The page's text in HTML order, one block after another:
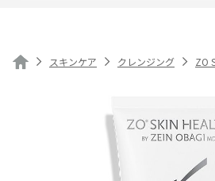
スキンケア クレンジング ZO